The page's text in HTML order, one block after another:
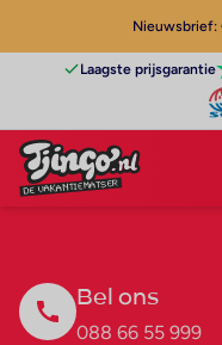
Nieuwsbrief:
Laagste prijsgarantie
Bel ons
088 66 55 999